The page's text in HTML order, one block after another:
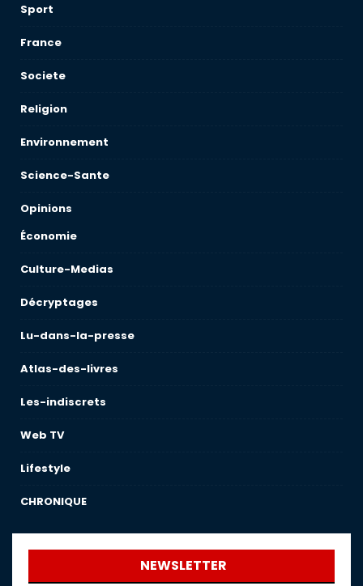
Sport
France
Societe
Religion
Environnement
Science-Sante
Opinions
Économie
Culture-Medias
Décryptages
Lu-dans-la-presse
Atlas-des-livres
Les-indiscrets
Web TV
Lifestyle
CHRONIQUE
NEWSLETTER